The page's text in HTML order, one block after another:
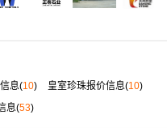
息(10) 皇室珍珠报价信息(10)
息(53)